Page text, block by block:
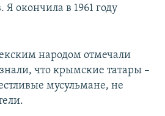
Я окончила в 1961 году
народом отмечали
что крымские татары –
мусульмане, не